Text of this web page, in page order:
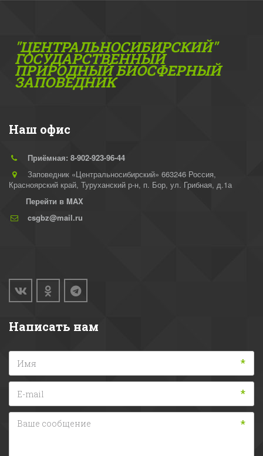
"ЦЕНТРАЛЬНОСИБИРСКИЙ"
ГОС­УДАРСТВЕННЫЙ
ПРИРОДНЫЙ БИОСФЕРНЫЙ
ЗАПОВЕДНИК
Наш офис
Приёмная: 8-902-923-96-44
Заповедник «Центральносибирский» 663246 Россия,
Красноярский край, Туруханский р-н, п. Бор, ул. Грибная, д.1а
Перейти в MAX
csgbz@mail.ru
Написать нам
*
*
*